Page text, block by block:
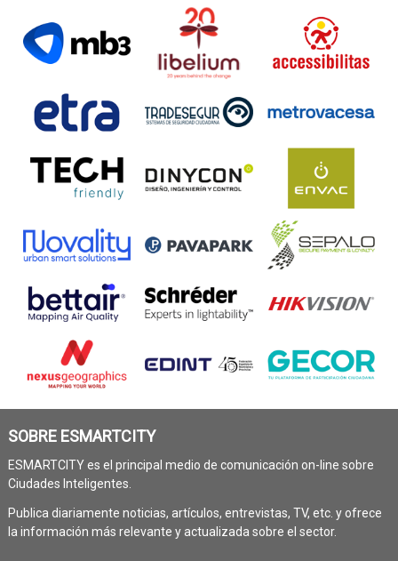
SOBRE ESMARTCITY
ESMARTCITY es el principal medio de comunicación on-line sobre
Ciudades Inteligentes.
Publica diariamente noticias, artículos, entrevistas, TV, etc. y ofrece
la información más relevante y actualizada sobre el sector.